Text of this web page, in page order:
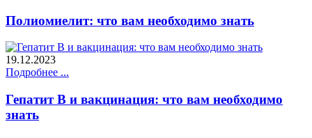
Полиомиелит: что вам необходимо знать
19.12.2023
Подробнее ...
Гепатит B и вакцинация: что вам необходимо
знать